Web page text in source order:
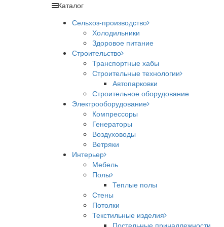
Каталог
Сельхоз-производство
Холодильники
Здоровое питание
Строительство
Транспортные хабы
Строительные технологии
Автопарковки
Строительное оборудование
Электрооборудование
Компрессоры
Генераторы
Воздуховоды
Ветряки
Интерьер
Мебель
Полы
Теплые полы
Стены
Потолки
Текстильные изделия
Постельные принадлежности